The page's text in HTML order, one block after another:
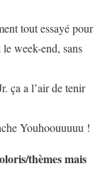
tout essayé pour
week-end, sans
ça a l’air de tenir
Youhoouuuuu !
thèmes mais